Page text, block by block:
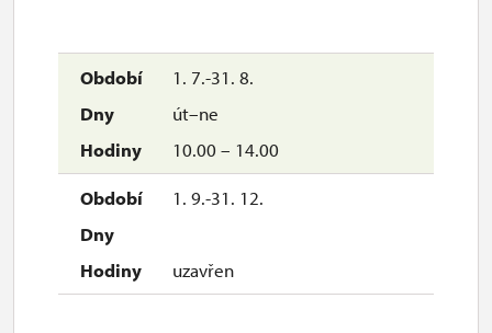
1. 7.-31. 8.
út–ne
10.00 – 14.00
1. 9.-31. 12.
uzavřen